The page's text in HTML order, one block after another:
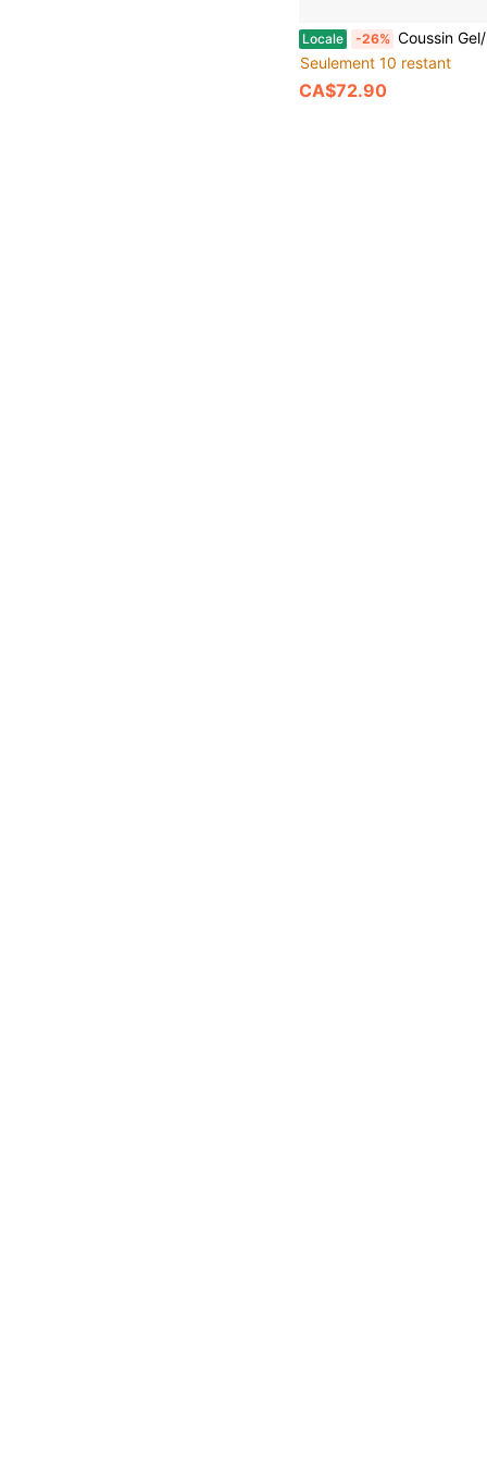
Locale -26% Coussin Gel/Mousse Drive Medical
Seulement 10 restant
CA$72.90